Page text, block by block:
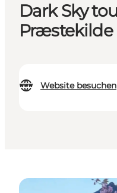
Dark Sky
Præstekilde
Website besuchen